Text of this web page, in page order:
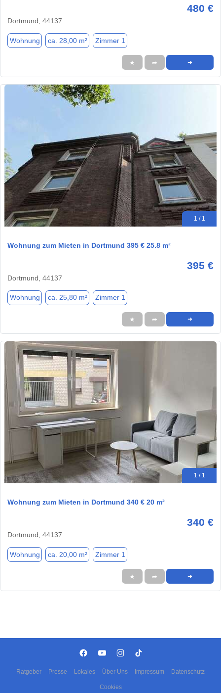
480 €
Dortmund, 44137
Wohnung ca. 28,00 m² Zimmer 1
★ ➦ ➜
1 / 1
Wohnung zum Mieten in Dortmund 395 € 25.8 m²
395 €
Dortmund, 44137
Wohnung ca. 25,80 m² Zimmer 1
★ ➦ ➜
1 / 1
Wohnung zum Mieten in Dortmund 340 € 20 m²
340 €
Dortmund, 44137
Wohnung ca. 20,00 m² Zimmer 1
★ ➦ ➜
Ratgeber Presse Lokales Über Uns Impressum Datenschutz
Cookies